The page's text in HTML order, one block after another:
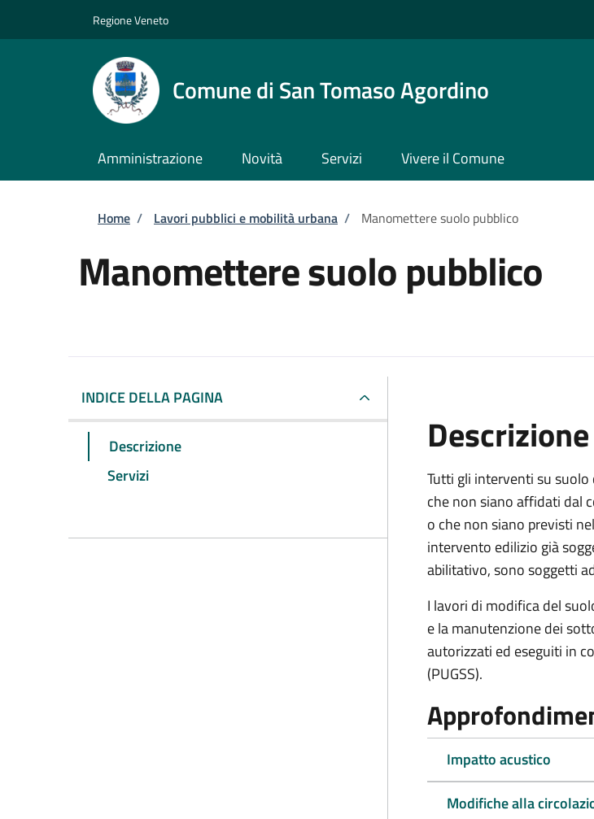
Regione Veneto
Comune di San Tomaso Agordino
Amministrazione Novità Servizi Vivere il Comune
Briciole di pane
Home / Lavori pubblici e mobilità urbana / Manomettere suolo pubblico
Manomettere suolo pubblico
INDICE DELLA PAGINA
Descrizione
Servizi
Descrizione
Tutti gli interventi su
che non siano affidati dal
o che non siano previsti
intervento edilizio già
abilitativo, sono soggetti
I lavori di modifica del
e la manutenzione dei
autorizzati ed eseguiti in
(PUGSS).
Impatto acustico
Modifiche alla